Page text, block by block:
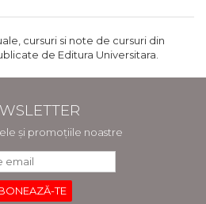
cursuri si note de cursuri din
de Editura Universitara.
și promoțiile noastre